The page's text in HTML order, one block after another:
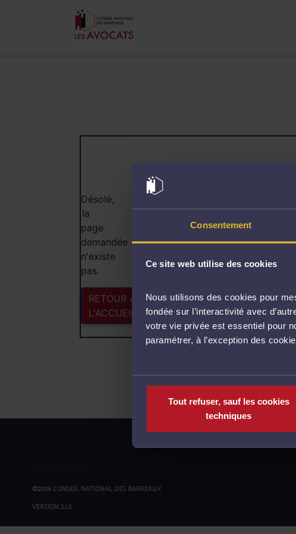
Consentement
Ce site web utilise des cookies
Nous utilisons des cookies pour
fondée sur l’interactivité avec
votre vie privée est essentiel pour
paramétrer, à l’exception des
Tout refuser, sauf les cookies
techniques
404
Désolé,
la
page
demandée
n'existe
pas.
RETOUR À
L'ACCUEIL
©2026 CONSEIL NATIONAL DES BARREAUX
VERSION 2.1.2